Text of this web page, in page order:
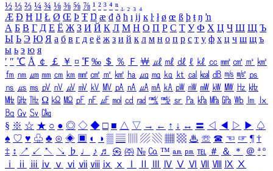
½ ⅓ ⅔ ¼ ¾ ⅛ ⅜ ⅝ ⅞ ¹ ² ³ ⁴ ⁿ ₁ ₂ ₃ ₄
Æ Ð Ħ Ĳ Ł Ø Œ Þ Ŧ Ŋ æ đ ð ħ ı ĳ ĸ ŀ ł ø œ ß þ ŧ ŋ ŉ
А Б В Г Д Е Ё Ж З И Й К Л М Н О П Р С Т У Ф Х Ц Ч Ш Щ Ъ
Ы Ь Э Ю Я а б в г д е ё ж з и й к л м н о п р с т у ф х ц ч ш щ ъ
ы ь э ю я
′ ″ ℃ Å ￠ ￡ ￥ ¤ ℉ ‰ ＄ ％ Ｆ ￦ ㎕ ㎖ ㎗ ℓ ㎘ ㏄ ㎣ ㎤ ㎥ ㎦
㎙ ㎚ ㎛ ㎜ ㎝ ㎞ ㎟ ㎠ ㎡ ㎢ ㏊ ㎍ ㎎ ㎏ ㏏ ㎈ ㎉ ㏈ ㎧ ㎨ ㎰
㎱ ㎲ ㎳ ㎴ ㎵ ㎶ ㎷ ㎸ ㎹ ㎀ ㎁ ㎂ ㎃ ㎄ ㎺ ㎻ ㎽ ㎾ ㎿ ㎐ ㎑
㎒ ㎓ ㎔ Ω ㏀ ㏁ ㎊ ㎋ ㎌ ㏖ ㏅ ㎭ ㎮ ㎯ ㏛ ㎩ ㎪ ㎫ ㎬ ㏝ ㏐
㏓
㏃ ㏉ ㏜ ㏆
§ ※ ☆ ★ ○ ● ◎ ◇ ◆ □ ■ △ ▽ → ← ↑ ↓ ↔ 〓 ◁ ◀ ▷ ▶ ♤
♠ ♡ ♥ ♧ ♣ ⊙ ◈ ▣ ◐ ◑ ▒ ▤ ▨ ▧ ▦ ▩ ♨ ☏ ☎ ☜ ☞ ¶ †
‡ ↕ ↗ ↙ ↖ ↘ ♭ ♩ ♪ ♬ ㉿ ㈜ № ㏇ ™ ㏂ ㏘ ℡ ＃ ＆ ＊ ＠ ª º
ⅰ
ⅱ ⅲ ⅳ ⅴ ⅵ ⅶ ⅷ ⅸ ⅹ Ⅳ Ⅴ Ⅵ Ⅶ Ⅷ Ⅸ Ⅹ